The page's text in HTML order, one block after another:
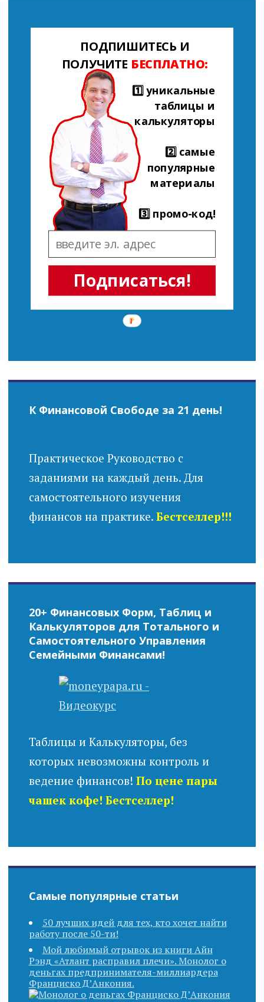
Подписаться!
ПОДПИШИТЕСЬ И
ПОЛУЧИТЕ БЕСПЛАТНО:
1️⃣ уникальные
таблицы и
калькуляторы
2️⃣ самые
популярные
материалы
3️⃣ промо-код!
К Финансовой Свободе за 21 день!
Практическое Руководство с
заданиями на каждый день. Для
самостоятельного изучения
финансов на практике. Бестселлер!!!
20+ Финансовых Форм, Таблиц и
Калькуляторов для Тотального и
Самостоятельного Управления
Семейными Финансами!
Таблицы и Калькуляторы, без
которых невозможны контроль и
ведение финансов! По цене пары
чашек кофе! Бестселлер!
Самые популярные статьи
50 лучших идей для тех, кто хочет найти
работу после 50-ти!
Мой любимый отрывок из книги Айн
Рэнд «Атлант расправил плечи». Монолог о
деньгах предпринимателя-миллиардера
Франциско Д’Анкония.